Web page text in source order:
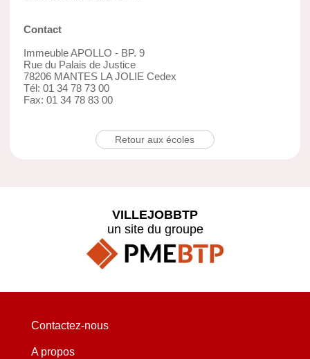
Contact
Immeuble APOLLO - BP. 9
Rue du Palais de Justice
78206 MANTES LA JOLIE Cedex
Tél: 01 34 78 73 00
Fax: 01 34 78 83 00
Retour aux écoles
VILLEJOBBTP
un site du groupe
Contactez-nous
A propos